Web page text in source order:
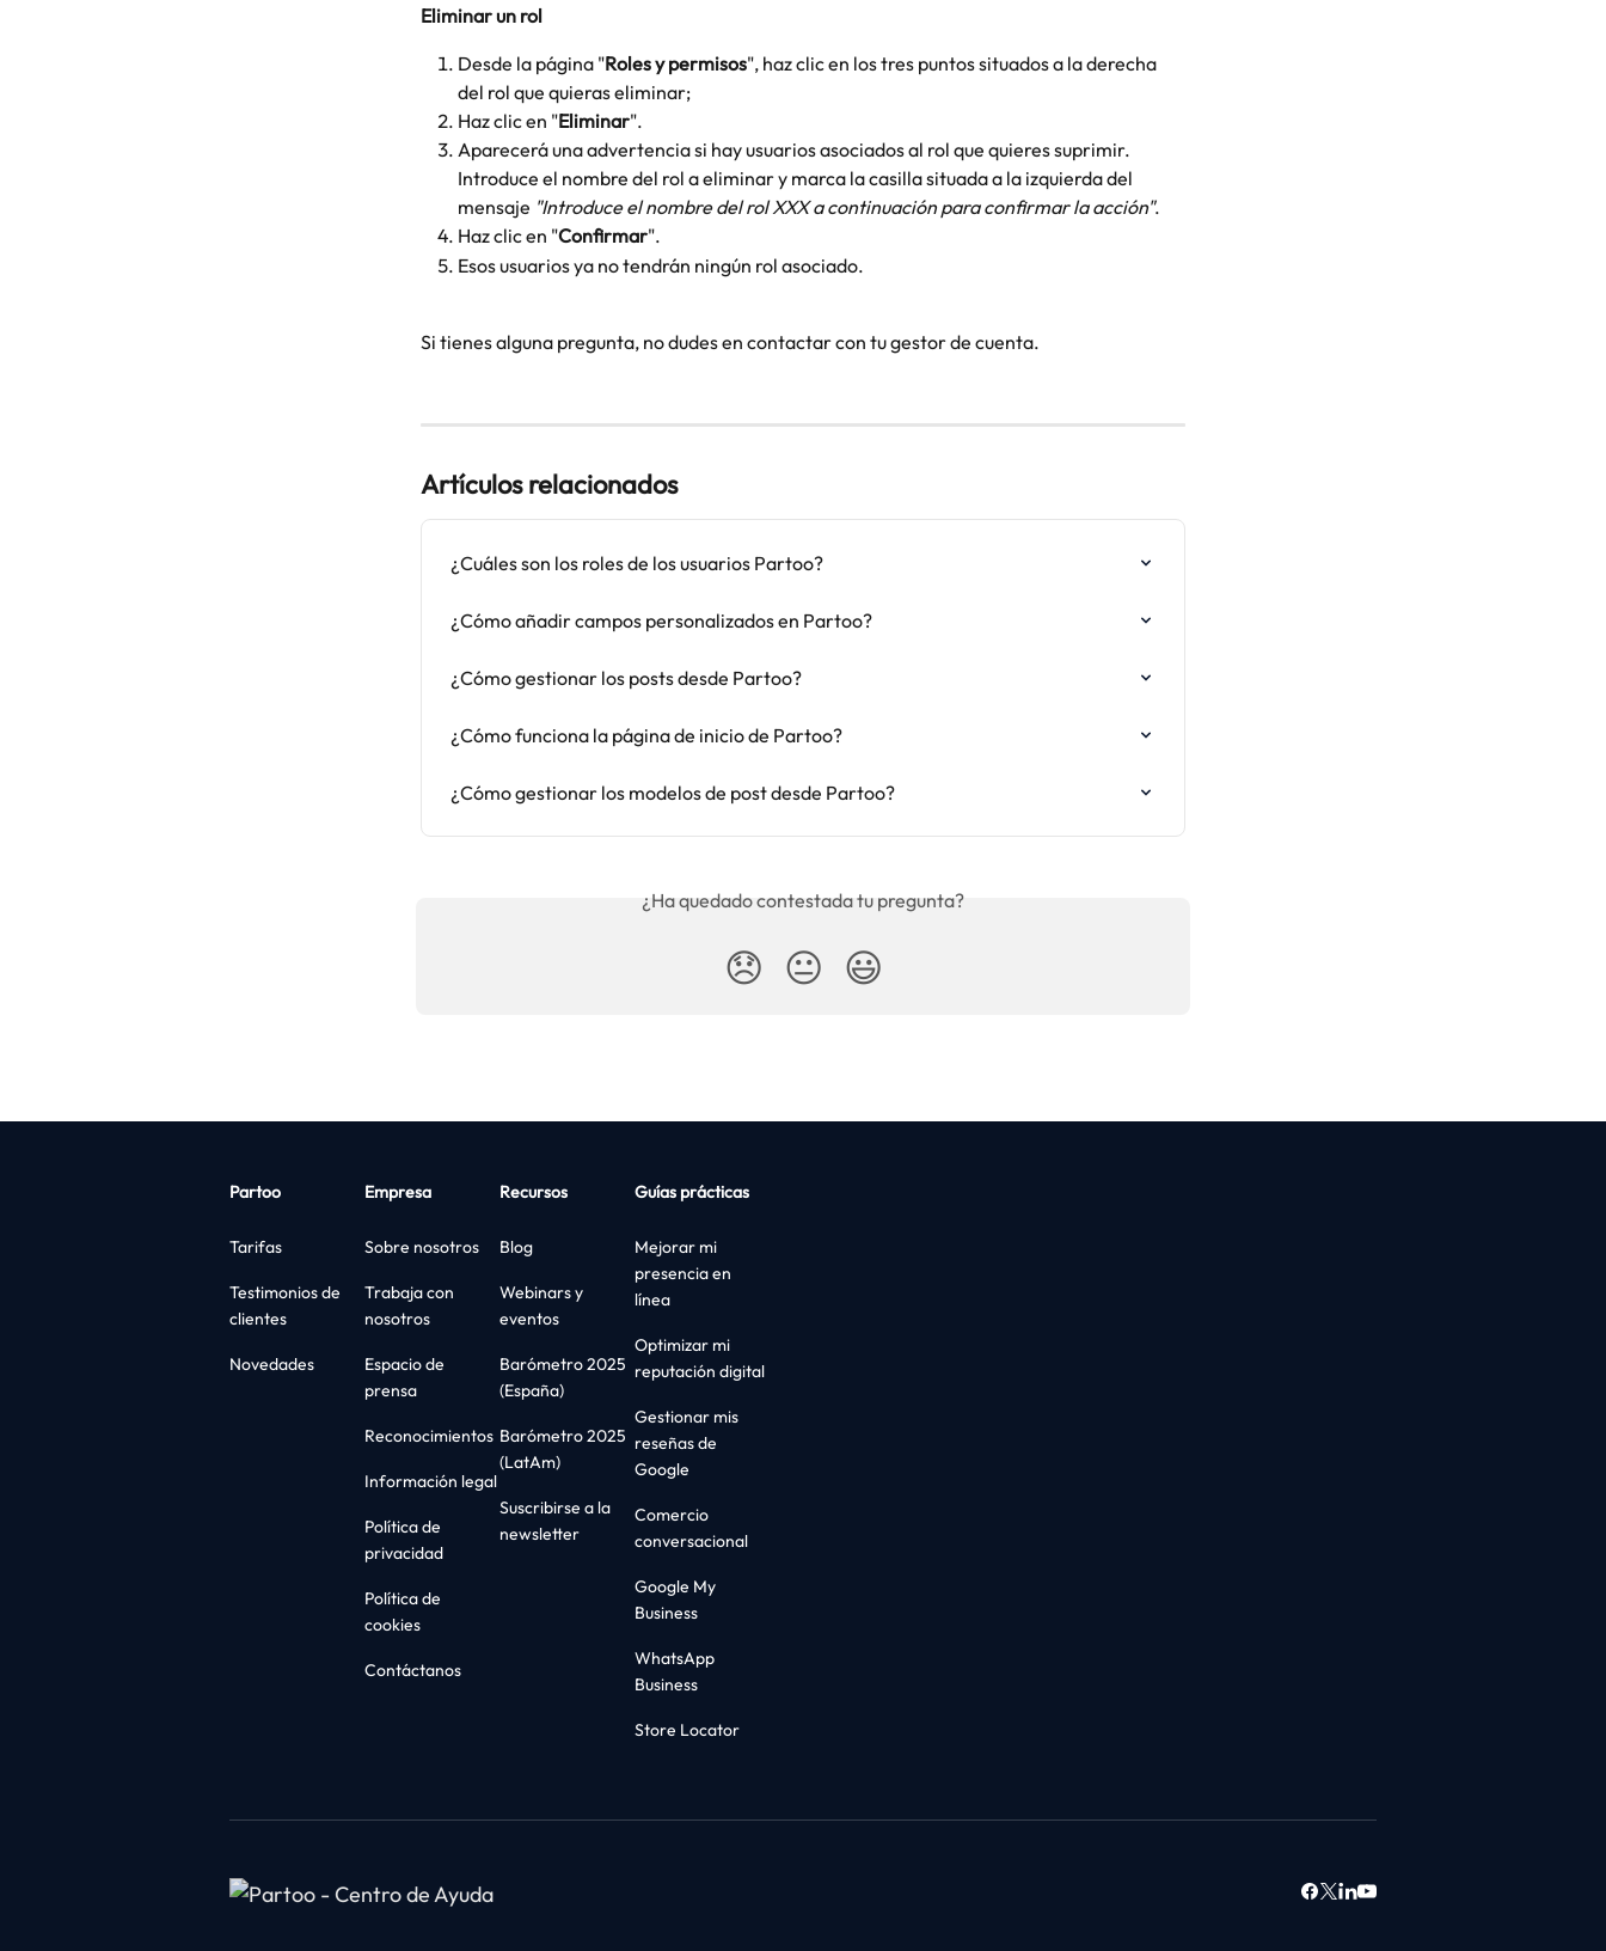
Eliminar un rol
Desde la página "Roles y permisos", haz clic en los tres puntos situados a la derecha
del rol que quieras eliminar;
Haz clic en "Eliminar".
Aparecerá una advertencia si hay usuarios asociados al rol que quieres suprimir.
Introduce el nombre del rol a eliminar y marca la casilla situada a la izquierda del
mensaje "Introduce el nombre del rol XXX a continuación para confirmar la acción".
Haz clic en "Confirmar".
Esos usuarios ya no tendrán ningún rol asociado.
Si tienes alguna pregunta, no dudes en contactar con tu gestor de cuenta.
Artículos relacionados
¿Cuáles son los roles de los usuarios Partoo?
¿Cómo añadir campos personalizados en Partoo?
¿Cómo gestionar los posts desde Partoo?
¿Cómo funciona la página de inicio de Partoo?
¿Cómo gestionar los modelos de post desde Partoo?
¿Ha quedado contestada tu pregunta?
😞 😐 😃
Partoo
Tarifas
Testimonios de
clientes
Novedades
Empresa
Sobre nosotros
Trabaja con
nosotros
Espacio de
prensa
Reconocimientos
Información legal
Política de
privacidad
Política de
cookies
Contáctanos
Recursos
Blog
Webinars y
eventos
Barómetro 2025
(España)
Barómetro 2025
(LatAm)
Suscribirse a la
newsletter
Guías prácticas
Mejorar mi
presencia en
línea
Optimizar mi
reputación digital
Gestionar mis
reseñas de
Google
Comercio
conversacional
Google My
Business
WhatsApp
Business
Store Locator